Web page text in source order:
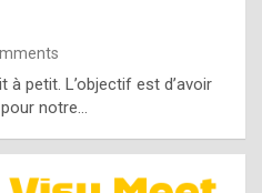
g
e
n
u
i
petit. L’objectif est d’avoir
notre…